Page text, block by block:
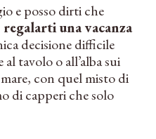
e posso dirti che
una vacanza
decisione difficile
tavolo o all’alba sui
con quel misto di
di capperi che solo